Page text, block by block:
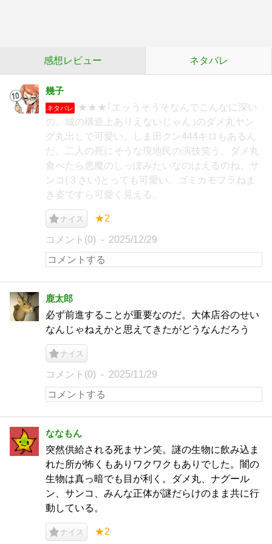
感想レビュー ネタバレ
幾子
ネタバレ
★★★｢エッうそうそなんでこんなに深い
の。城の構造上ありえないじゃん｣のダメ丸ヤン
グ丸出しで可愛い。しま田クン444キロもあるん
だ。二人の死にそうな現地民の演技笑う。ダメ丸
食べたら悪魔のしっぽみたいなのはえるのね。サ
ンコ(３さい)とっても可愛い。ゴミカモフラねま
き姿ですら可愛く見える。
ナイス ★2
コメント(0) 2025/12/29
鹿太郎
必ず前進することが重要なのだ。大体店谷のせい
なんじゃねえかと思えてきたがどうなんだろう
ナイス
コメント(0) 2025/11/29
ななもん
突然供給される死まサン笑。謎の生物に飲み込ま
れた所が怖くもありワクワクもありでした。闇の
生物は真っ暗でも目が利く。ダメ丸、ナグール
ン、サンコ、みんな正体が謎だらけのまま共に行
動している。
ナイス ★2